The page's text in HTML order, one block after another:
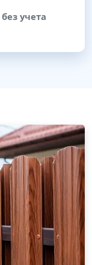
без учета